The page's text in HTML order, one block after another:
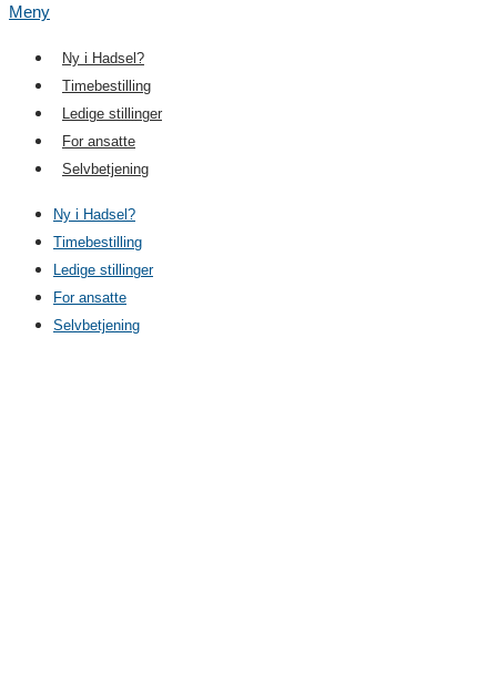
Meny
Ny i Hadsel?
Timebestilling
Ledige stillinger
For ansatte
Selvbetjening
Ny i Hadsel?
Timebestilling
Ledige stillinger
For ansatte
Selvbetjening